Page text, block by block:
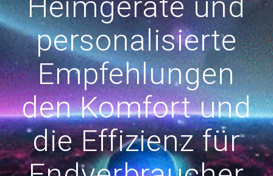
personalisierte
Empfehlungen
den Komfort und
die Effizienz für